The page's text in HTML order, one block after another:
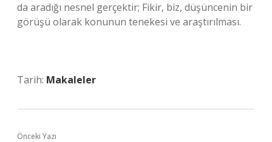
da aradığı nesnel gerçektir; Fikir, biz, düşüncenin bir
görüşü olarak konunun tenekesi ve araştırılması.
Tarih: Makaleler
Önceki Yazı